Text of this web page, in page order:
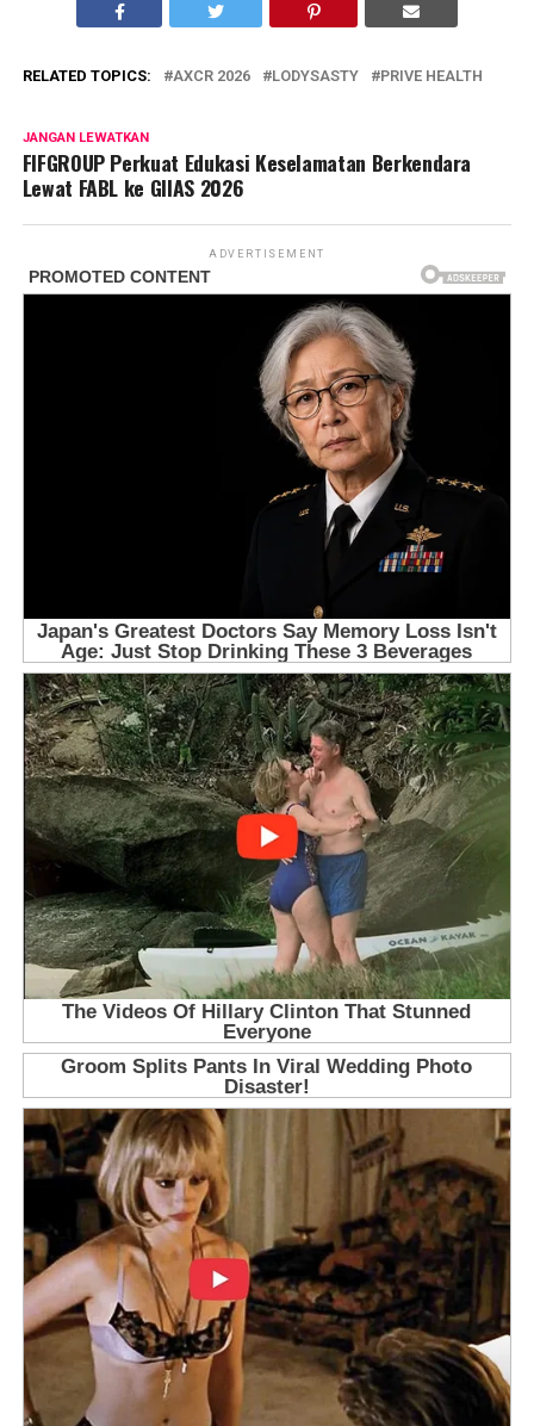
RELATED TOPICS: AXCR 2026 LODYSASTY PRIVE HEALTH
JANGAN LEWATKAN
FIFGROUP Perkuat Edukasi Keselamatan Berkendara
Lewat FABL ke GIIAS 2026
ADVERTISEMENT